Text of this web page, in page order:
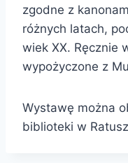
zgodne z
różnych latach,
wiek XX. Ręcznie
wypożyczone z
Wystawę można
biblioteki w